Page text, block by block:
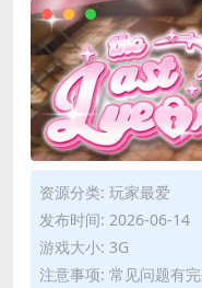
资源分类: 玩家最爱
发布时间: 2026-06-14
游戏大小: 3G
注意事项: 常见问题有